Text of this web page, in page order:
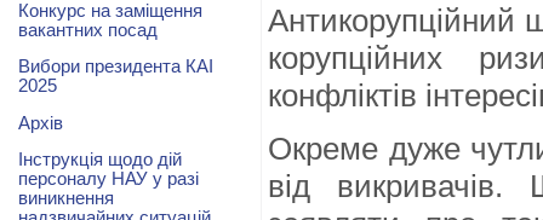
Антикорупційний
корупційних
конфліктів
Окреме дуже
від викривачів.
Конкурс на заміщення
вакантних посад
Вибори президента КАІ
2025
Архів
Інструкція щодо дій
персоналу НАУ у разі
виникнення